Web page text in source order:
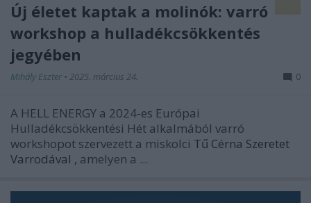
Új életet kaptak a molinók: varró
workshop a hulladékcsökkentés
jegyében
Mihály Eszter • 2025. március 24. 0
A HELL ENERGY a 2024-es Európai
Hulladékcsökkentési Hét alkalmából varró
workshopot szervezett a miskolci Tű Cérna Szeretet
Varrodával , amelyen a ...